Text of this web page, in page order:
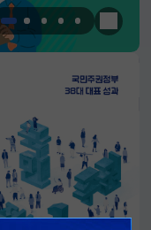
한눈에